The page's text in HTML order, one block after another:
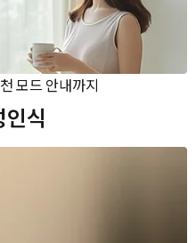
모드 안내까지
식